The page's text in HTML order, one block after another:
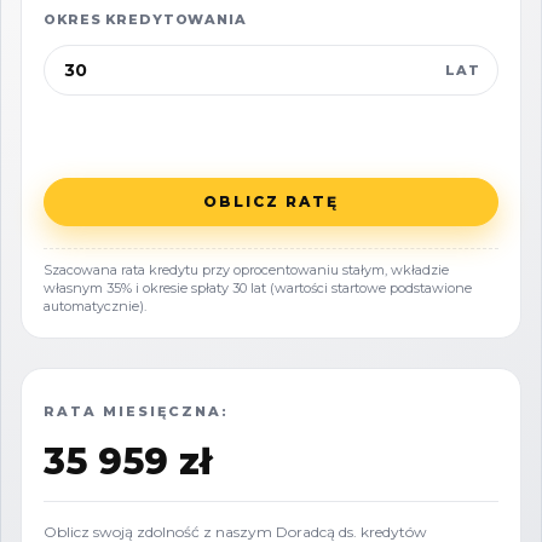
Ochrona bryły:Wymóg zachowania
(usytuowanie w nieprzekraczalnych liniach
Ograniczenia planistyczne:Brak
możliwości dalszej rozbudowy,
nadbudowy lub zmiany funkcji na
deweloperską/usługową; zakaz realizacji
garaży wolnostojących (z możliwością
STAN TECHNICZNY
Budynki wymagają
instalacji, stolarki okiennej, pokrycia
OKRES KREDYTOWANIA
LAT
OBLICZ RATĘ
Szacowana rata kredytu przy oprocentowaniu stałym, wkładzie
własnym 35% i okresie spłaty 30 lat (wartości startowe podstawione
automatycznie).
RATA MIESIĘCZNA:
35 959 zł
Oblicz swoją zdolność z naszym Doradcą ds. kredytów